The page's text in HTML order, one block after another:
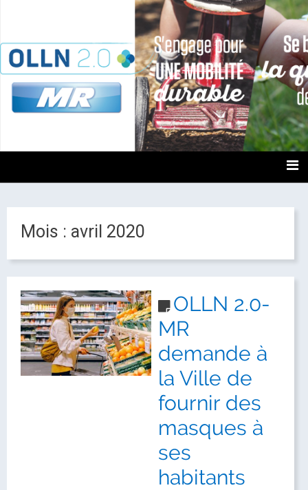
OLLN2.0
Mois : avril 2020
OLLN 2.0-
MR
demande à
la Ville de
fournir des
masques à
ses
habitants